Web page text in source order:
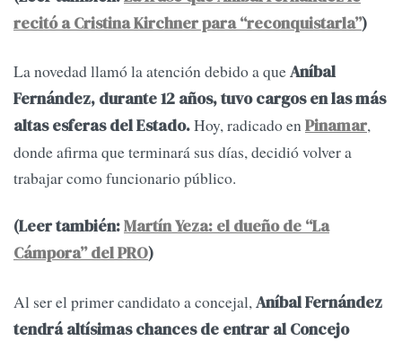
recitó a Cristina Kirchner para “reconquistarla”)
La novedad llamó la atención debido a queAníbal
Fernández, durante 12 años, tuvo cargos en las más
altas esferas del Estado.Hoy, radicado enPinamar,
donde afirma que terminará sus días, decidió volver a
trabajar como funcionario público.
(Leer también:Martín Yeza: el dueño de “La
Cámpora” del PRO)
Al ser el primer candidato a concejal,Aníbal Fernández
tendrá altísimas chances de entrar al Concejo